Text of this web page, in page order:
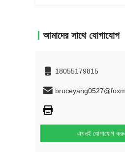
আমাদের সাথে যোগাযোগ
18055179815
এখনই যোগাযোগ